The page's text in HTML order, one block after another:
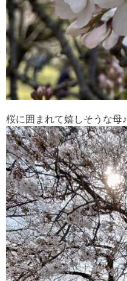
桜に囲まれて嬉しそうな母♪